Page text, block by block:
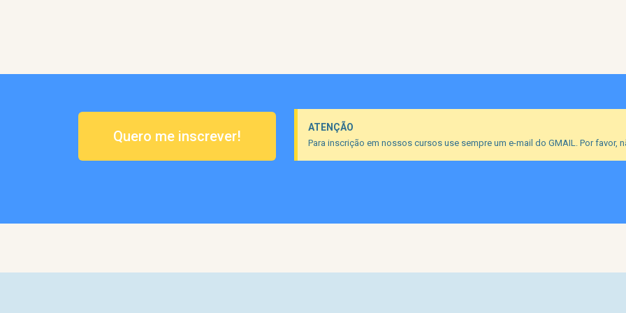
Quero me inscrever!
ATENÇÃO
Para inscrição em nossos cursos use sempre um e-mail do GMAIL. Por favor,